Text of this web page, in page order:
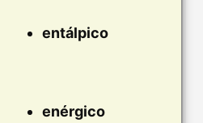
entálpico
enérgico